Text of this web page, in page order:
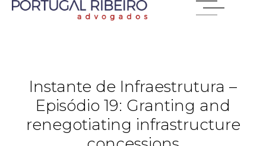
Instante de Infraestrutura –
Episódio 19: Granting and
renegotiating infrastructure